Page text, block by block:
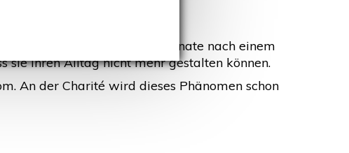
Viele Menschen sind noch Monate nach einem
sie ihren Alltag nicht mehr gestalten können.
An der Charité wird dieses Phänomen schon